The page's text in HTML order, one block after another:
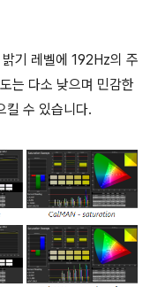
기 레벨에 192Hz의 주
는 다소 낮으며 민감한
킬 수 있습니다.